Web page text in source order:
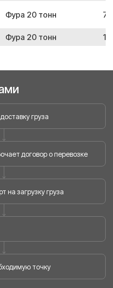
Фура 20 тонн
Фура 20 тонн
груза
договор о перевозке
на загрузку груза
точку